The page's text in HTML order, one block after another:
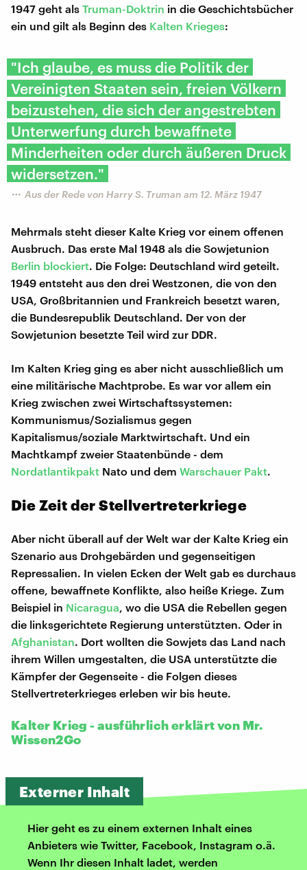
1947 geht als Truman-Doktrin in die Geschichtsbücher
ein und gilt als Beginn des Kalten Krieges:
"Ich glaube, es muss die Politik der
Vereinigten Staaten sein, freien Völkern
beizustehen, die sich der angestrebten
Unterwerfung durch bewaffnete
Minderheiten oder durch äußeren Druck
widersetzen."
Aus der Rede von Harry S. Truman am 12. März 1947
Mehrmals steht dieser Kalte Krieg vor einem offenen
Ausbruch. Das erste Mal 1948 als die Sowjetunion
Berlin blockiert. Die Folge: Deutschland wird geteilt.
1949 entsteht aus den drei Westzonen, die von den
USA, Großbritannien und Frankreich besetzt waren,
die Bundesrepublik Deutschland. Der von der
Sowjetunion besetzte Teil wird zur DDR.
Im Kalten Krieg ging es aber nicht ausschließlich um
eine militärische Machtprobe. Es war vor allem ein
Krieg zwischen zwei Wirtschaftssystemen:
Kommunismus/Sozialismus gegen
Kapitalismus/soziale Marktwirtschaft. Und ein
Machtkampf zweier Staatenbünde - dem
Nordatlantikpakt Nato und dem Warschauer Pakt.
Die Zeit der Stellvertreterkriege
Aber nicht überall auf der Welt war der Kalte Krieg ein
Szenario aus Drohgebärden und gegenseitigen
Repressalien. In vielen Ecken der Welt gab es durchaus
offene, bewaffnete Konflikte, also heiße Kriege. Zum
Beispiel in Nicaragua , wo die USA die Rebellen gegen
die linksgerichtete Regierung unterstützten. Oder in
Afghanistan. Dort wollten die Sowjets das Land nach
ihrem Willen umgestalten, die USA unterstützte die
Kämpfer der Gegenseite - die Folgen dieses
Stellvertreterkrieges erleben wir bis heute.
Kalter Krieg - ausführlich erklärt von Mr.
Wissen2Go
Externer Inhalt
Hier geht es zu einem externen Inhalt eines
Anbieters wie Twitter, Facebook, Instagram o.ä.
Wenn Ihr diesen Inhalt ladet, werden